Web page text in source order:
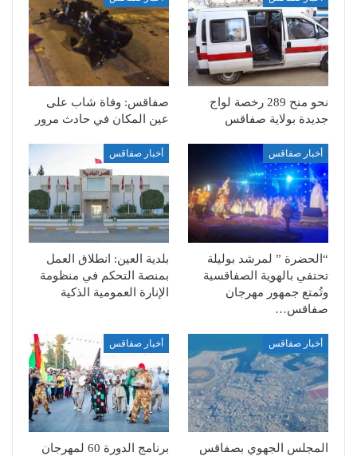
نحو منح 289 رخصة لواج
جديدة بولاية صفاقس
صفاقس: وفاة شاب على
عين المكان في حادث مرور
أخبار صفاقس
“الحضرة ” لمرشد بوليلة
تحتفي بالهوية الصفاقسية
وتُمتع جمهور مهرجان
صفاقس…
أخبار صفاقس
بلدية العين: انطلاق العمل
بمنصة التحكم في منظومة
الإنارة العمومية الذكية
أخبار صفاقس
المجلس الجهوي بصفاقس
أخبار صفاقس
برنامج الدورة 60 لمهرجان